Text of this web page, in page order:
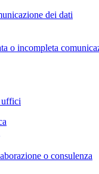
dei dati
o incompleta
uffici
o consulenza